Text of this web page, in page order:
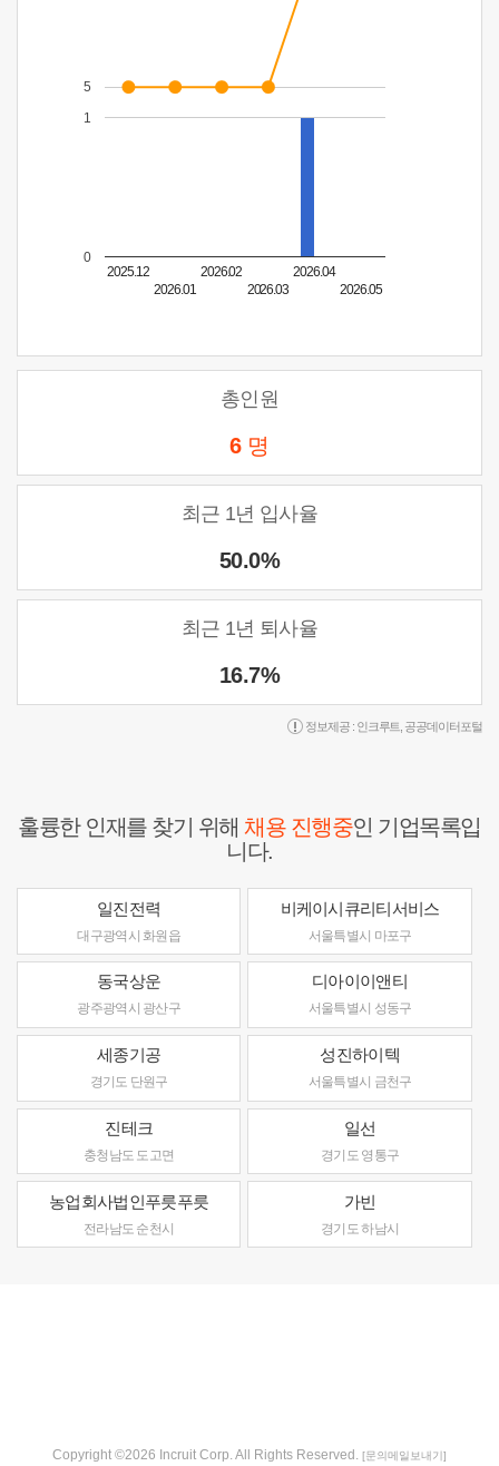
2025.12
2026.01
2026.02
2026.03
2026.04
2026.05
0
1
5
총인원
6 명
최근 1년 입사율
50.0%
최근 1년 퇴사율
16.7%
정보제공 : 인크루트 공공데이터포털
훌륭한 인재를 찾기 위해채용 진행중인 기업목록입
니다.
일진전력
대구광역시 화원읍
비케이시큐리티서비스
서울특별시 마포구
동국상운
광주광역시 광산구
디아이이앤티
서울특별시 성동구
세종기공
경기도 단원구
성진하이텍
서울특별시 금천구
진테크
충청남도 도고면
일선
경기도 영통구
농업회사법인푸릇푸릇
전라남도 순천시
가빈
경기도 하남시
Copyright ©2026 Incruit Corp. All Rights Reserved. [문의메일보내기]